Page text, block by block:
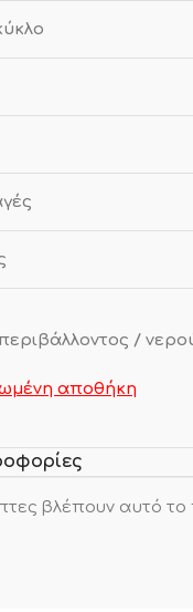
/
αποθήκη
βλέπουν αυτό το